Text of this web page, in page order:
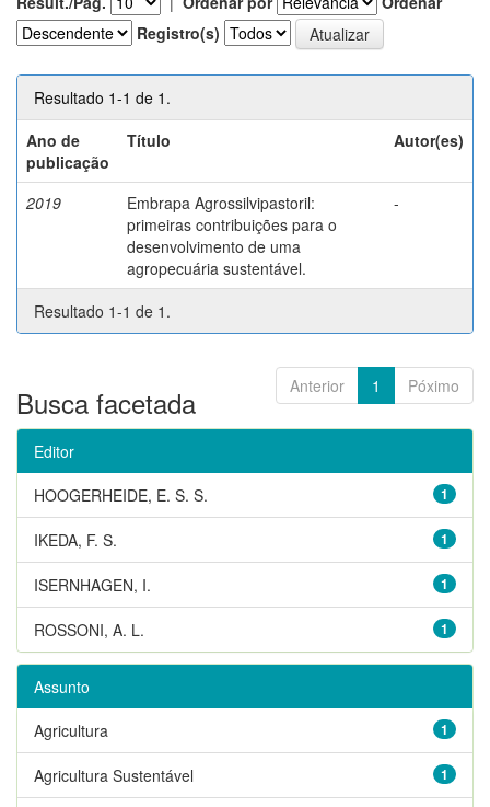
Registro(s)
Resultado 1-1 de 1.
Ano de
publicação
Título Autor(es)
2019
Embrapa Agrossilvipastoril:
primeiras contribuições para o
desenvolvimento de uma
agropecuária sustentável.
-
Resultado 1-1 de 1.
Anterior 1 Póximo
Busca facetada
Editor
1
HOOGERHEIDE, E. S. S.
1
IKEDA, F. S.
1
ISERNHAGEN, I.
1
ROSSONI, A. L.
Assunto
1
Agricultura
1
Agricultura Sustentável